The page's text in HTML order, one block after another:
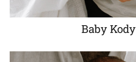
Baby Kody